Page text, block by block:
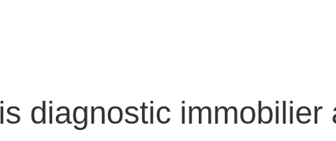
diagnostic immobilier